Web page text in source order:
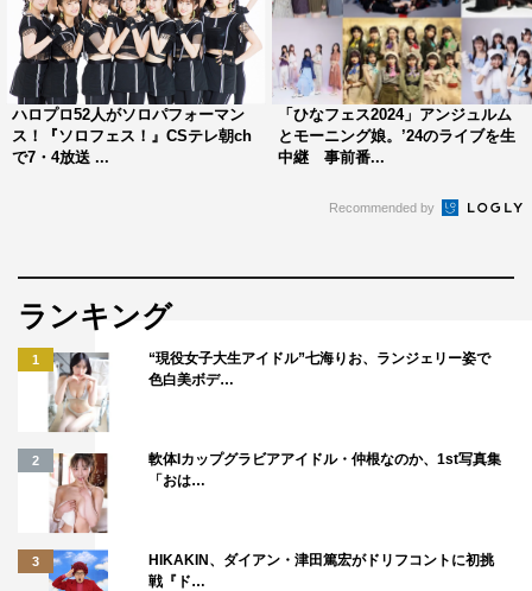
ハロプロ52人がソロパフォーマン
ス！『ソロフェス！』CSテレ朝ch
で7・4放送 ...
「ひなフェス2024」アンジュルム
とモーニング娘。’24のライブを生
中継 事前番...
Recommended by
ランキング
1
“現役女子大生アイドル”七海りお、ランジェリー姿で
色白美ボデ…
2
軟体Iカップグラビアアイドル・仲根なのか、1st写真集
「おは…
3
HIKAKIN、ダイアン・津田篤宏がドリフコントに初挑
戦『ド…